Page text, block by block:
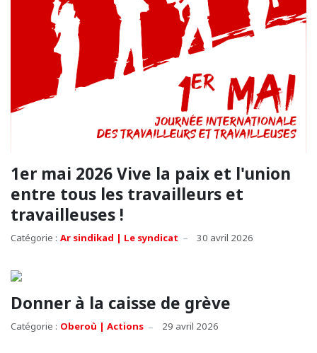
1er mai 2026 Vive la paix et l'union
entre tous les travailleurs et
travailleuses !
Catégorie : Ar sindikad | Le syndicat 30 avril 2026
Donner à la caisse de grève
Catégorie : Oberoù | Actions 29 avril 2026